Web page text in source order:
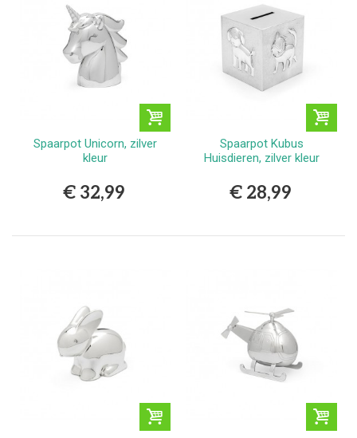
Spaarpot Unicorn, zilver
kleur
€ 32,99
Spaarpot Kubus
Huisdieren, zilver kleur
€ 28,99